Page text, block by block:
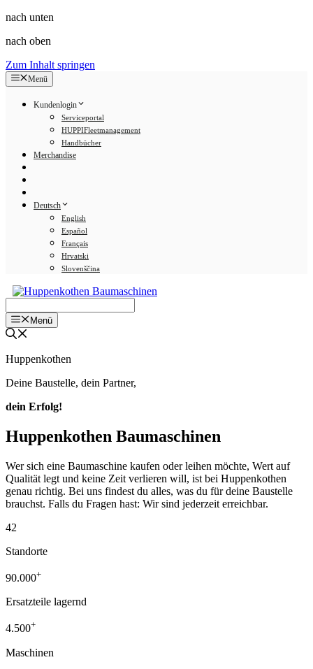
nach unten
nach oben
Zum Inhalt springen
Menü
Kundenlogin
Serviceportal
HUPPIFleetmanagement
Handbücher
Merchandise
Deutsch
English
Español
Français
Hrvatski
Slovenščina
Menü
Huppenkothen
Deine Baustelle, dein Partner,
dein Erfolg!
Huppenkothen Baumaschinen
Wer sich eine Baumaschine kaufen oder leihen möchte, Wert auf
Qualität legt und keine Zeit verlieren will, ist bei Huppenkothen
genau richtig. Bei uns findest du alles, was du für deine Baustelle
brauchst. Falls du Fragen hast: Wir sind jederzeit erreichbar.
42
Standorte
90.000+
Ersatzteile lagernd
4.500+
Maschinen